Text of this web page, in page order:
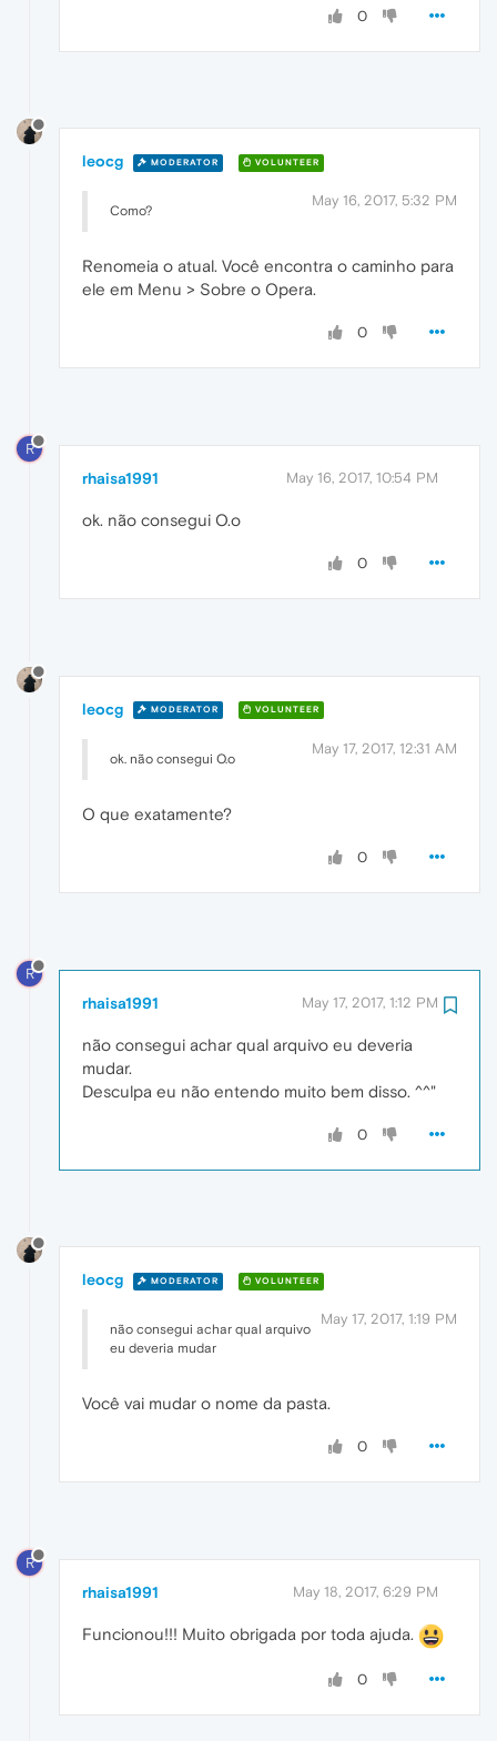
0
leocg MODERATOR VOLUNTEER
May 16, 2017, 5:32 PM
Como?
Renomeia o atual. Você encontra o caminho para
ele em Menu > Sobre o Opera.
0
R
rhaisa1991 May 16, 2017, 10:54 PM
ok. não consegui O.o
0
leocg MODERATOR VOLUNTEER
May 17, 2017, 12:31 AM
ok. não consegui O.o
O que exatamente?
0
R
rhaisa1991 May 17, 2017, 1:12 PM
não consegui achar qual arquivo eu deveria
mudar.
Desculpa eu não entendo muito bem disso. ^^"
0
leocg MODERATOR VOLUNTEER
May 17, 2017, 1:19 PM
não consegui achar qual arquivo
eu deveria mudar
Você vai mudar o nome da pasta.
0
R
rhaisa1991 May 18, 2017, 6:29 PM
Funcionou!!! Muito obrigada por toda ajuda.
0